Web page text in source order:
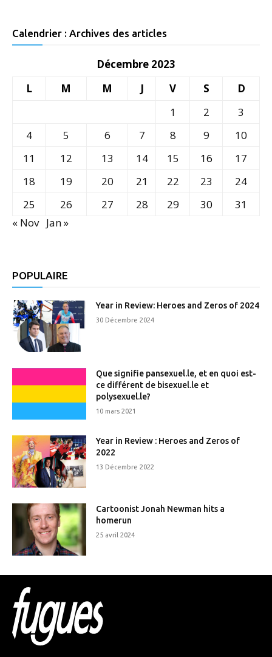
Calendrier : Archives des articles
Décembre 2023
L
M M J V S
D
1
2
3
4
5 6 7 8 9
10
11
12 13 14 15 16
17
18
19 20 21 22 23
24
25
26 27 28 29 30
31
« Nov Jan »
POPULAIRE
Year in Review: Heroes and Zeros of 2024
30 Décembre 2024
Que signifie pansexuel.le, et en quoi est-
ce différent de bisexuel.le et
polysexuel.le?
10 mars 2021
Year in Review : Heroes and Zeros of
2022
13 Décembre 2022
Cartoonist Jonah Newman hits a
homerun
25 avril 2024